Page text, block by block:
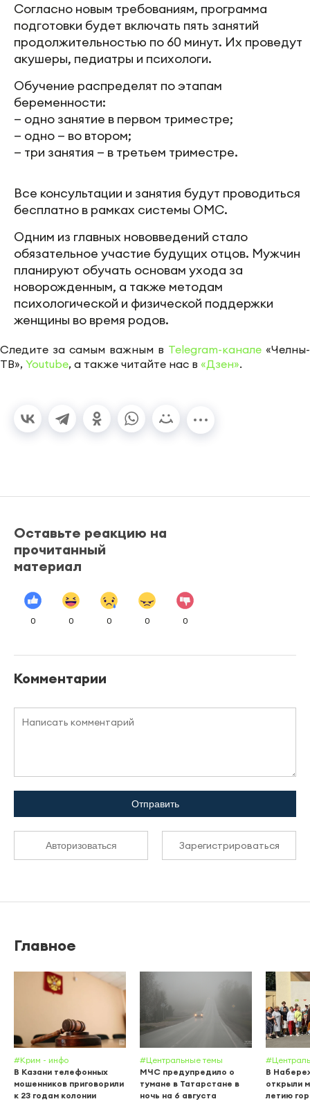
Согласно новым требованиям, программа
подготовки будет включать пять занятий
продолжительностью по 60 минут. Их проведут
акушеры, педиатры и психологи.
Обучение распределят по этапам
беременности:
— одно занятие в первом триместре;
— одно — во втором;
— три занятия — в третьем триместре.
Все консультации и занятия будут проводиться
бесплатно в рамках системы ОМС.
Одним из главных нововведений стало
обязательное участие будущих отцов. Мужчин
планируют обучать основам ухода за
новорожденным, а также методам
психологической и физической поддержки
женщины во время родов.
Следите за самым важным в Telegram-канале «Челны-
ТВ», Youtube, а также читайте нас в «Дзен».
Оставьте реакцию на
прочитанный
материал
0 0 0 0 0
Комментарии
Отправить
Авторизоваться Зарегистрироваться
Главное
#Крим - инфо
В Казани телефонных
мошенников приговорили
к 23 годам колонии
#Центральные темы
МЧС предупредило о
тумане в Татарстане в
ночь на 6 августа
В
открыли
летию